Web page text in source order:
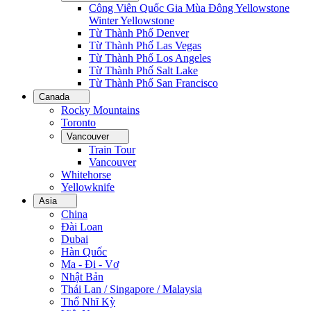
Công Viên Quốc Gia Mùa Đông Yellowstone
Winter Yellowstone
Từ Thành Phố Denver
Từ Thành Phố Las Vegas
Từ Thành Phố Los Angeles
Từ Thành Phố Salt Lake
Từ Thành Phố San Francisco
Canada
Rocky Mountains
Toronto
Vancouver
Train Tour
Vancouver
Whitehorse
Yellowknife
Asia
China
Đài Loan
Dubai
Hàn Quốc
Ma - Đi - Vơ
Nhật Bản
Thái Lan / Singapore / Malaysia
Thổ Nhĩ Kỳ